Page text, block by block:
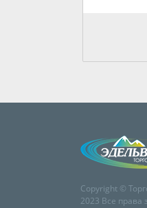
Copyright ©
2023 Все